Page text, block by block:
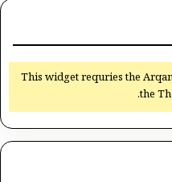
This widget requries the
the